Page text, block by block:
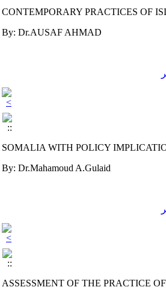
CONTEMPORARY PRACTICES OF
By: Dr.AUSAF AHMAD
SOMALIA WITH POLICY
By: Dr.Mahamoud A.Gulaid
ASSESSMENT OF THE PRACTICE